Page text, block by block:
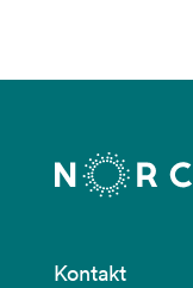
Kontakt